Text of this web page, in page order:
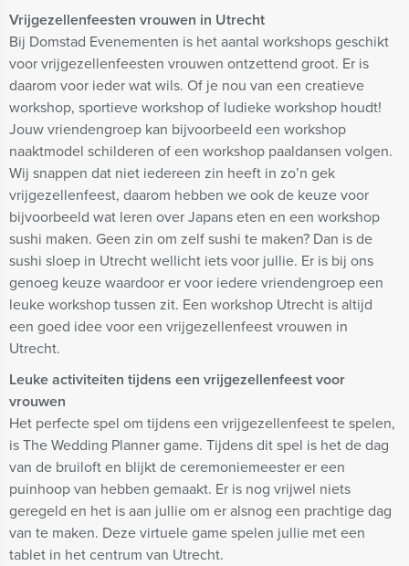
Vrijgezellenfeesten vrouwen in Utrecht
Bij Domstad Evenementen is het aantal workshops geschikt
voor vrijgezellenfeesten vrouwen ontzettend groot. Er is
daarom voor ieder wat wils. Of je nou van een creatieve
workshop, sportieve workshop of ludieke workshop houdt!
Jouw vriendengroep kan bijvoorbeeld een workshop
naaktmodel schilderen of een workshop paaldansen volgen.
Wij snappen dat niet iedereen zin heeft in zo’n gek
vrijgezellenfeest, daarom hebben we ook de keuze voor
bijvoorbeeld wat leren over Japans eten en een workshop
sushi maken. Geen zin om zelf sushi te maken? Dan is de
sushi sloep in Utrecht wellicht iets voor jullie. Er is bij ons
genoeg keuze waardoor er voor iedere vriendengroep een
leuke workshop tussen zit. Een workshop Utrecht is altijd
een goed idee voor een vrijgezellenfeest vrouwen in
Utrecht.
Leuke activiteiten tijdens een vrijgezellenfeest voor
vrouwen
Het perfecte spel om tijdens een vrijgezellenfeest te spelen,
is The Wedding Planner game. Tijdens dit spel is het de dag
van de bruiloft en blijkt de ceremoniemeester er een
puinhoop van hebben gemaakt. Er is nog vrijwel niets
geregeld en het is aan jullie om er alsnog een prachtige dag
van te maken. Deze virtuele game spelen jullie met een
tablet in het centrum van Utrecht.